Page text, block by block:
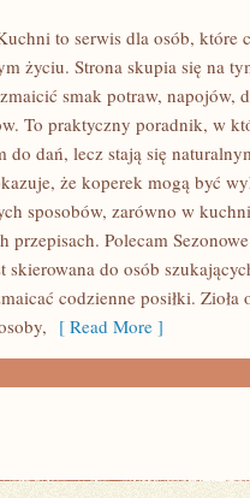
to serwis dla osób, które
życiu. Strona skupia się na
smak potraw, napojów,
To praktyczny poradnik, w
do dań, lecz stają się
że koperek mogą być
sposobów, zarówno w
przepisach. Polecam
skierowana do osób
codzienne posiłki.
[ Read More ]